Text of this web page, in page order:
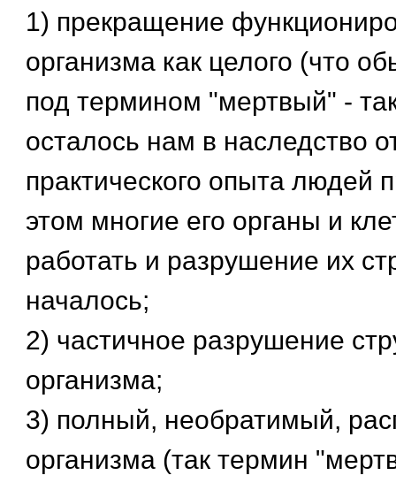
1) прекращение
организма как целого (что
под термином "мертвый" -
осталось нам в наследство
практического опыта людей
этом многие его органы и
работать и разрушение их
началось;
2) частичное разрушение
организма;
3) полный, необратимый,
организма (так термин